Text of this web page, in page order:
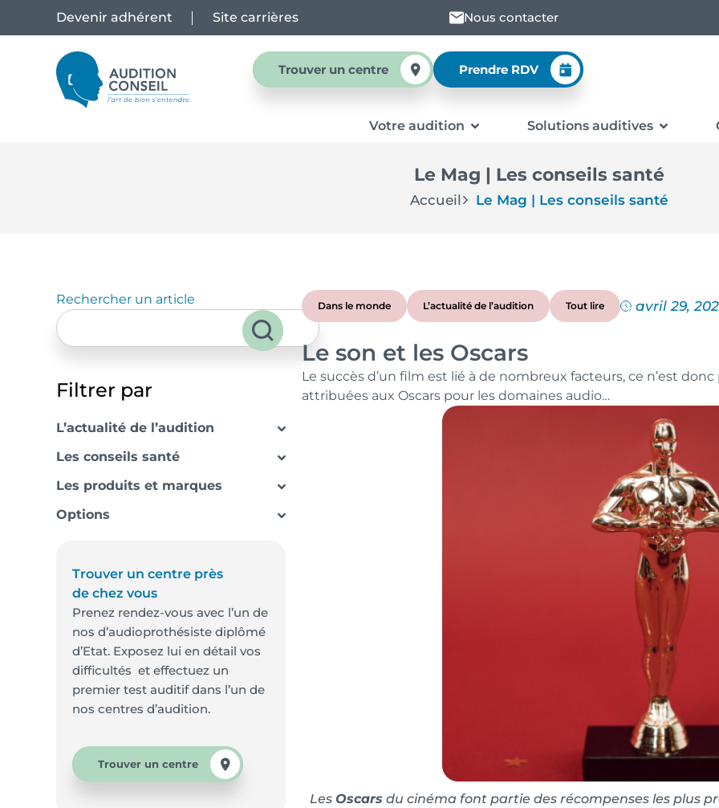
Devenir adhérent Site carrières Nous contacter
Trouver un centre Prendre RDV
Votre audition Solutions auditives
Le Mag | Les conseils santé
Accueil Le Mag | Les conseils santé
Rechercher un article
Filtrer par
L’actualité de l’audition
Les conseils santé
Les produits et marques
Options
Trouver un centre près
de chez vous
Prenez rendez-vous avec l’un de
nos d’audioprothésiste diplômé
d’Etat. Exposez lui en détail vos
difficultés et effectuez un
premier test auditif dans l’un de
nos centres d’audition.
Trouver un centre
Dans le monde L’actualité de l’audition Tout lire avril 29,
Le son et les Oscars
Le succès d’un film est lié à de nombreux facteurs, ce n’est
attribuées aux Oscars pour les domaines audio…
Les Oscars du cinéma font partie des récompenses les plus